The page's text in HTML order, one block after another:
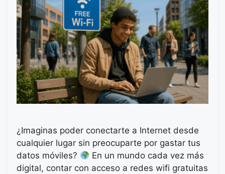
¿Imaginas poder conectarte a Internet desde
cualquier lugar sin preocuparte por gastar tus
datos móviles?
En un mundo cada vez más
digital, contar con acceso a redes wifi gratuitas